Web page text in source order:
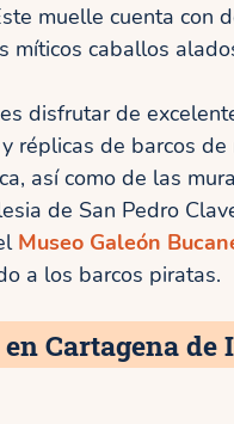
muelle cuenta con
míticos caballos
disfrutar de
réplicas de barcos de
así como de las
de San Pedro
Museo Galeón
a los barcos piratas.
en Cartagena de